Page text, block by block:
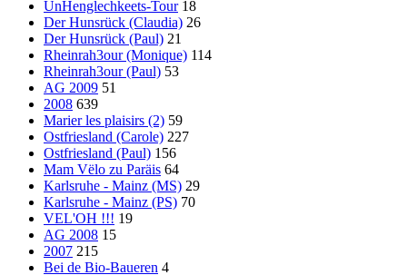
UnHenglechkeets-Tour 18
Der Hunsrück (Claudia) 26
Der Hunsrück (Paul) 21
Rheinrah3our (Monique) 114
Rheinrah3our (Paul) 53
AG 2009 51
2008 639
Marier les plaisirs (2) 59
Ostfriesland (Carole) 227
Ostfriesland (Paul) 156
Mam Vëlo zu Paräis 64
Karlsruhe - Mainz (MS) 29
Karlsruhe - Mainz (PS) 70
VEL'OH !!! 19
AG 2008 15
2007 215
Bei de Bio-Baueren 4